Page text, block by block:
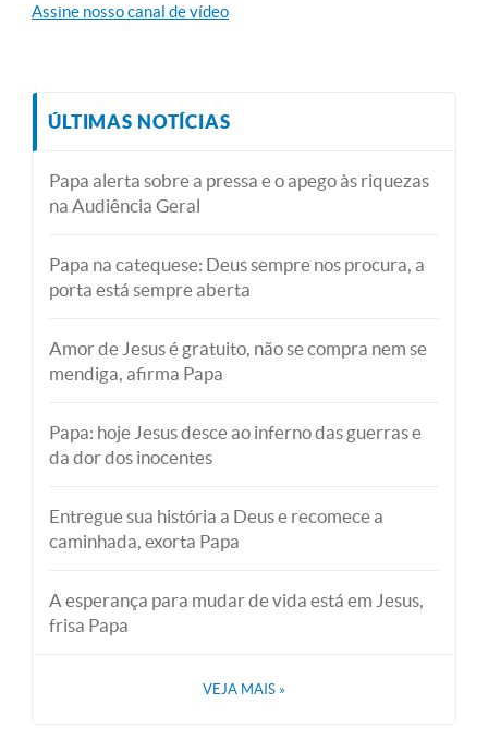
Assine nosso canal de vídeo
ÚLTIMAS NOTÍCIAS
Papa alerta sobre a pressa e o apego às riquezas
na Audiência Geral
Papa na catequese: Deus sempre nos procura, a
porta está sempre aberta
Amor de Jesus é gratuito, não se compra nem se
mendiga, afirma Papa
Papa: hoje Jesus desce ao inferno das guerras e
da dor dos inocentes
Entregue sua história a Deus e recomece a
caminhada, exorta Papa
A esperança para mudar de vida está em Jesus,
frisa Papa
VEJA MAIS »